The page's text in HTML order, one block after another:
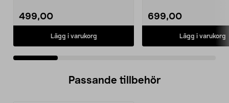
499,00
Lägg i varukorg
699,00
Lägg i varukorg
Passande tillbehör